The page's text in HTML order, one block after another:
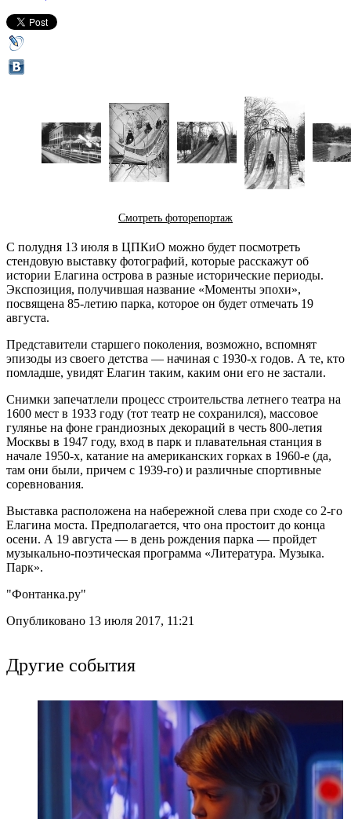
Смотреть фоторепортаж
С полудня 13 июля в ЦПКиО можно будет посмотреть
стендовую выставку фотографий, которые расскажут об
истории Елагина острова в разные исторические периоды.
Экспозиция, получившая название «Моменты эпохи»,
посвящена 85-летию парка, которое он будет отмечать 19
августа.
Представители старшего поколения, возможно, вспомнят
эпизоды из своего детства — начиная с 1930-х годов. А те, кто
помладше, увидят Елагин таким, каким они его не застали.
Снимки запечатлели процесс строительства летнего театра на
1600 мест в 1933 году (тот театр не сохранился), массовое
гулянье на фоне грандиозных декораций в честь 800-летия
Москвы в 1947 году, вход в парк и плавательная станция в
начале 1950-х, катание на американских горках в 1960-е (да,
там они были, причем с 1939-го) и различные спортивные
соревнования.
Выставка расположена на набережной слева при сходе со 2-го
Елагина моста. Предполагается, что она простоит до конца
осени. А 19 августа — в день рождения парка — пройдет
музыкально-поэтическая программа «Литература. Музыка.
Парк».
"Фонтанка.ру"
Опубликовано 13 июля 2017, 11:21
Другие события